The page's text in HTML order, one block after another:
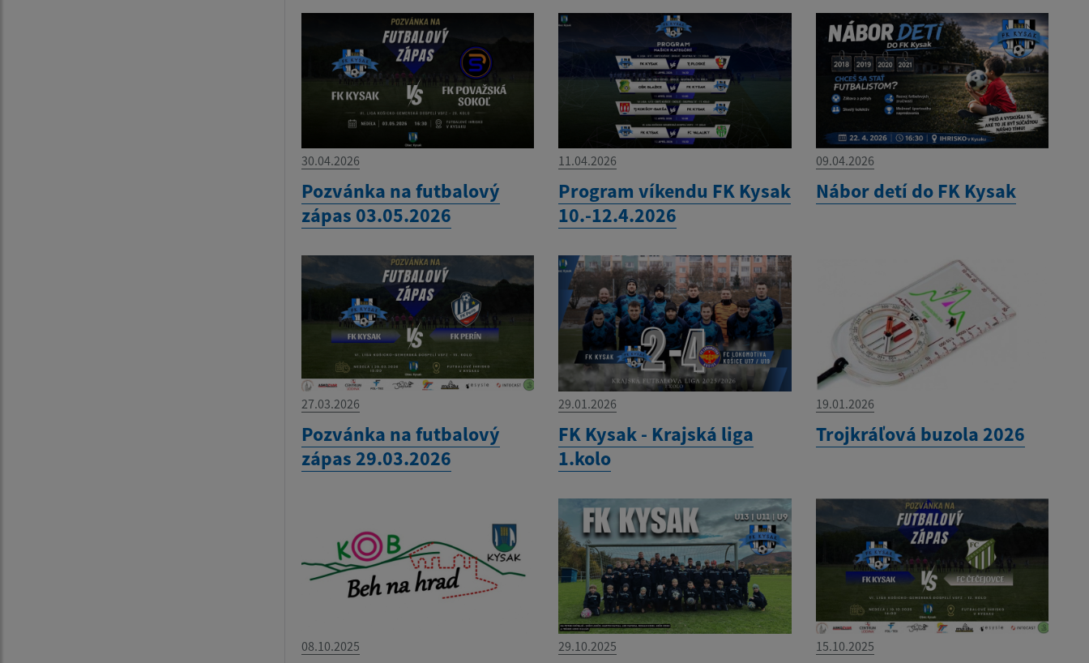
30.04.2026
Pozvánka na futbalový
zápas 03.05.2026
11.04.2026
Program víkendu FK Kysak
10.-12.4.2026
09.04.2026
Nábor detí do FK Kysak
27.03.2026
Pozvánka na futbalový
zápas 29.03.2026
29.01.2026
FK Kysak - Krajská liga
1.kolo
19.01.2026
Trojkráľová buzola 2026
08.10.2025 29.10.2025 15.10.2025